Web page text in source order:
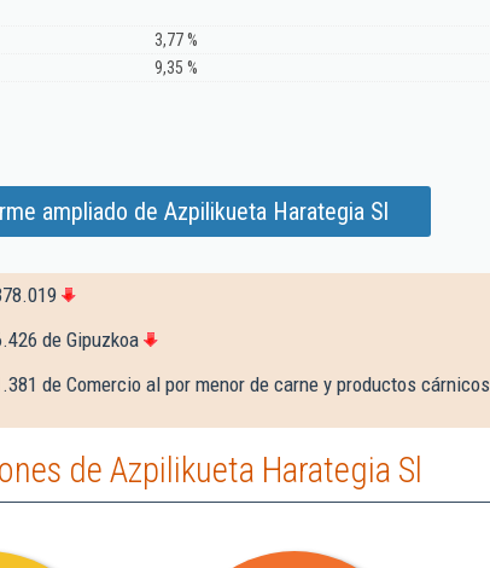
3,77 %
9,35 %
ampliado de Azpilikueta Harategia Sl
de Gipuzkoa
de Comercio al por menor de carne y productos cárnicos
de Azpilikueta Harategia Sl